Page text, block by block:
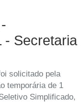
- Secretaria
solicitado pela
temporária de 1
Simplificado,